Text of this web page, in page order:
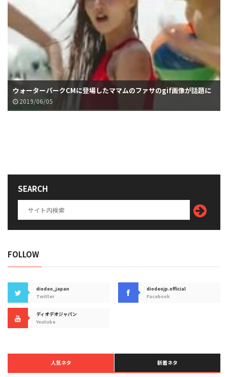
ウォーターパークCMに登場したママムのファサのgif画像が話題に
2019/06/05
SEARCH
FOLLOW
diodeo_japan
Twitter
diodeojp.official
Facebook
ディオデオジャパン
Youtube
人気ネタ 新着ネタ